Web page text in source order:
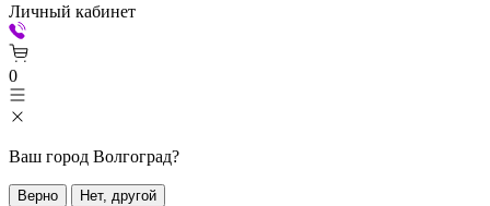
Личный кабинет
0
Ваш город Волгоград?
Верно Нет, другой